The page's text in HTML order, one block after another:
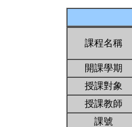
課程名稱
開課學期
授課對象
授課教師
課號